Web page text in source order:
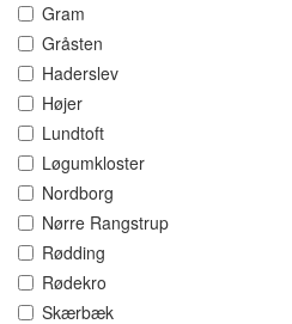
Gram
Gråsten
Haderslev
Højer
Lundtoft
Løgumkloster
Nordborg
Nørre Rangstrup
Rødding
Rødekro
Skærbæk